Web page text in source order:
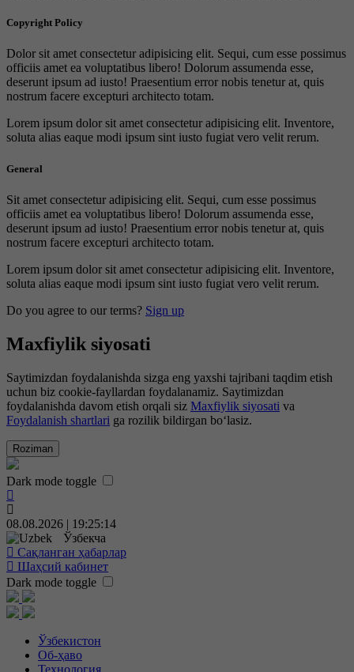
Copyright Policy
Dolor sit amet consectetur adipisicing elit. Sequi, cum esse possimus
officiis amet ea voluptatibus libero! Dolorum assumenda esse,
deserunt ipsum ad iusto! Praesentium error nobis tenetur at, quis
nostrum facere excepturi architecto totam.
Lorem ipsum dolor sit amet consectetur adipisicing elit. Inventore,
soluta alias eaque modi ipsum sint iusto fugiat vero velit rerum.
General
Sit amet consectetur adipisicing elit. Sequi, cum esse possimus
officiis amet ea voluptatibus libero! Dolorum assumenda esse,
deserunt ipsum ad iusto! Praesentium error nobis tenetur at, quis
nostrum facere excepturi architecto totam.
Lorem ipsum dolor sit amet consectetur adipisicing elit. Inventore,
soluta alias eaque modi ipsum sint iusto fugiat vero velit rerum.
Do you agree to our terms? Sign up
Maxfiylik siyosati
Saytimizdan foydalanishda sizga eng yaxshi tajribani taqdim etish
uchun biz cookie-fayllardan foydalanamiz. Saytimizdan
foydalanishda davom etish orqali siz Maxfiylik siyosati va
Foydalanish shartlari ga rozilik bildirgan bo‘lasiz.
Roziman
Dark mode toggle
08.08.2026 | 19:25:15
Ўзбекча
Сақланган ҳабарлар
Шаҳсий кабинет
Dark mode toggle
Ўзбекистон
Об-ҳаво
Технология